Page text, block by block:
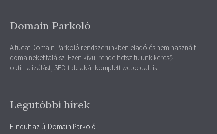
Domain Parkoló
A tucat Domain Parkoló rendszerünkben eladó és nem használt
domaineket találsz. Ezen kívül rendelhetsz tülünk kereső
optimalizálást, SEO-t de akár komplett weboldalt is.
Legutóbbi hírek
Elindult az új Domain Parkoló